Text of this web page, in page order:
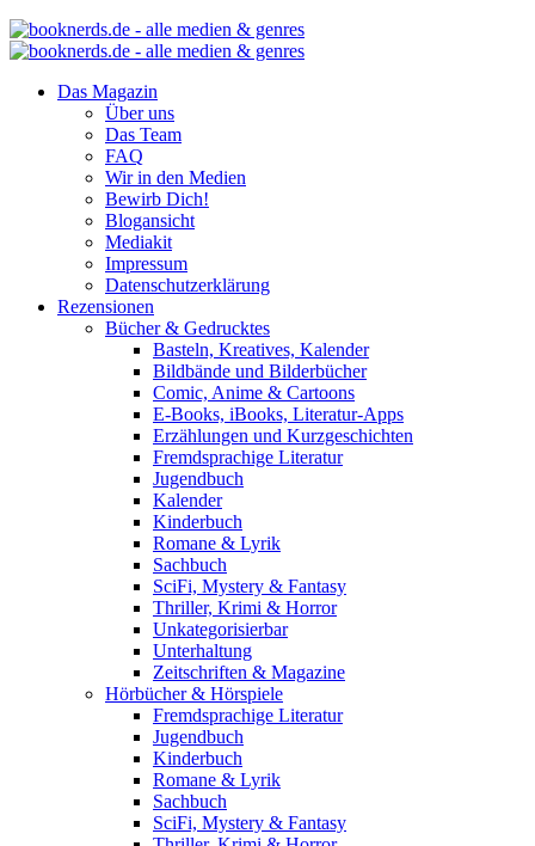
Das Magazin
Über uns
Das Team
FAQ
Wir in den Medien
Bewirb Dich!
Blogansicht
Mediakit
Impressum
Datenschutzerklärung
Rezensionen
Bücher & Gedrucktes
Basteln, Kreatives, Kalender
Bildbände und Bilderbücher
Comic, Anime & Cartoons
E-Books, iBooks, Literatur-Apps
Erzählungen und Kurzgeschichten
Fremdsprachige Literatur
Jugendbuch
Kalender
Kinderbuch
Romane & Lyrik
Sachbuch
SciFi, Mystery & Fantasy
Thriller, Krimi & Horror
Unkategorisierbar
Unterhaltung
Zeitschriften & Magazine
Hörbücher & Hörspiele
Fremdsprachige Literatur
Jugendbuch
Kinderbuch
Romane & Lyrik
Sachbuch
SciFi, Mystery & Fantasy